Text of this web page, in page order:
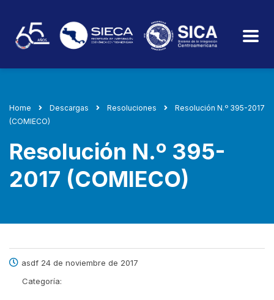
Home Descargas Resoluciones
Resolución N.º 395-2017
(COMIECO)
Resolución N.º 395-
2017 (COMIECO)
asdf 24 de noviembre de 2017
Categoría: